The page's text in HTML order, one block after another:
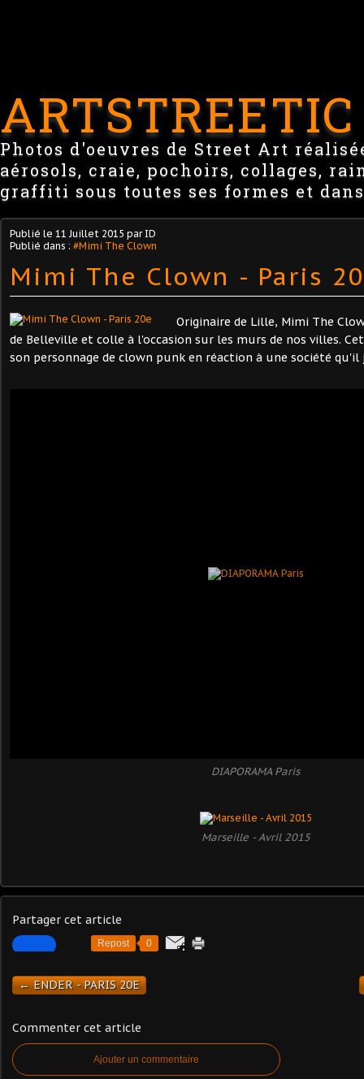
ARTSTREETIC
Photos d'oeuvres de Street Art
aérosols, craie, pochoirs, collages,
graffiti sous toutes ses formes et
Publié le 11 Juillet 2015 par ID
Publié dans : #Mimi The Clown
Mimi The Clown - Paris
Originaire de Lille, Mimi The
de Belleville et colle à l'occasion sur les murs de nos villes.
son personnage de clown punk en réaction à une société qu'il
DIAPORAMA Paris
Marseille - Avril 2015
Partager cet article
Repost 0
← ENDER - PARIS 20E
Commenter cet article
Ajouter un commentaire